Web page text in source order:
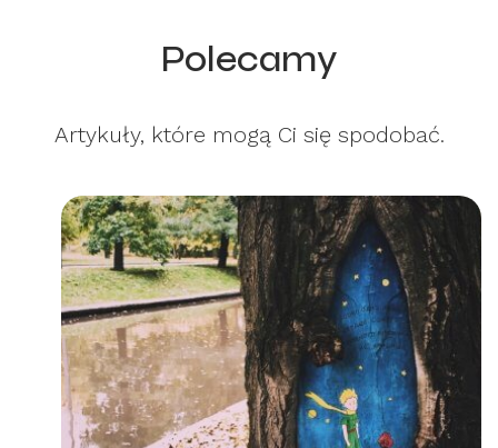
Polecamy
Artykuły, które mogą Ci się spodobać.